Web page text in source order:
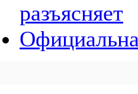
разъясняет